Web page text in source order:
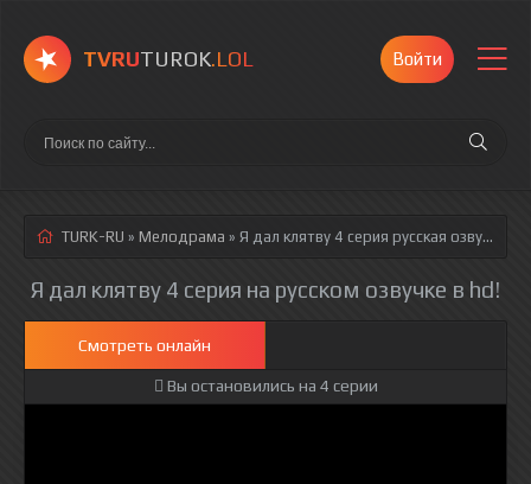
TVRUTUROK.LOL Войти
TURK-RU » Мелодрама » Я дал клятву 4 серия русская озвучка полностью смотреть онлайн!
Я дал клятву 4 серия на русском озвучке в hd!
Смотреть онлайн
Вы остановились на 4 серии